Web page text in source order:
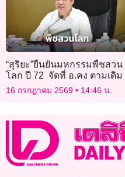
“สุริยะ”ยืนยันมหกรรมพืชสวน
โลก ปี 72 จัดที่ อ.คง ตามเดิม
16 กรกฎาคม 2569 14:46 น.